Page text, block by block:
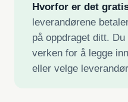
Hvorfor er det
leverandørene
på oppdraget ditt.
verken for å legge
eller velge